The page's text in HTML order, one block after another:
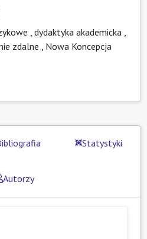
dydaktyka akademicka
zdalne
Nowa Koncepcja
Statystyki
Autorzy